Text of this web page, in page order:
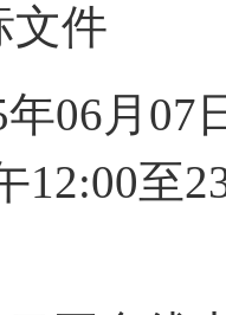
文件
06月07
12:00至